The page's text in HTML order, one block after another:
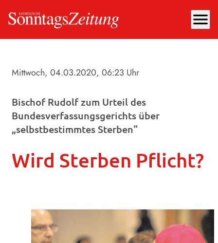
menu
Mittwoch, 04.03.2020, 06:23 Uhr
Bischof Rudolf zum Urteil des
Bundesverfassungsgerichts über
„selbstbestimmtes Sterben“
Wird Sterben Pflicht?